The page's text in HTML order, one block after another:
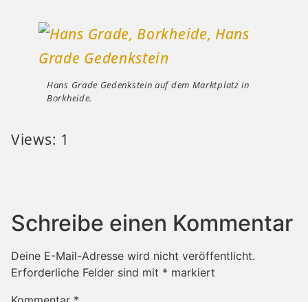
Hans Grade Gedenkstein auf dem Marktplatz in
Borkheide.
Views: 1
Schreibe einen Kommentar
Deine E-Mail-Adresse wird nicht veröffentlicht.
Erforderliche Felder sind mit * markiert